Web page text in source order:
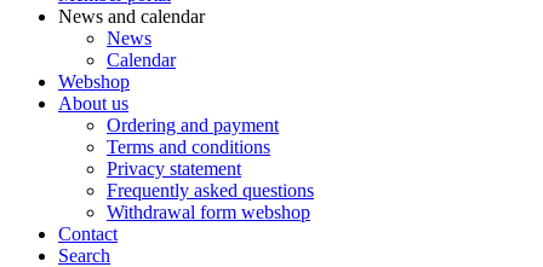
News and calendar
News
Calendar
Webshop
About us
Ordering and payment
Terms and conditions
Privacy statement
Frequently asked questions
Withdrawal form webshop
Contact
Search